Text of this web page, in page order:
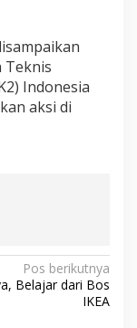
Teknis
Indonesia
aksi di
Pos berikutnya
Belajar dari Bos
IKEA